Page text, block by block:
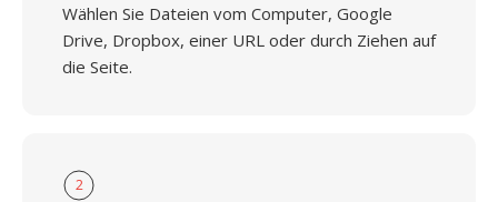
Wählen Sie Dateien vom Computer, Google
Drive, Dropbox, einer URL oder durch Ziehen auf
die Seite.
2